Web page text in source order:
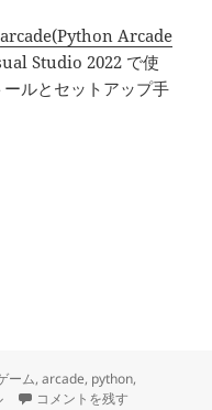
arcade(Python Arcade
Studio 2022 で使
ルとセットアップ手
ームライブラリ arcade の
ーム,arcade, python,
【Python 3.10】2D ゲーム
コメントを残す